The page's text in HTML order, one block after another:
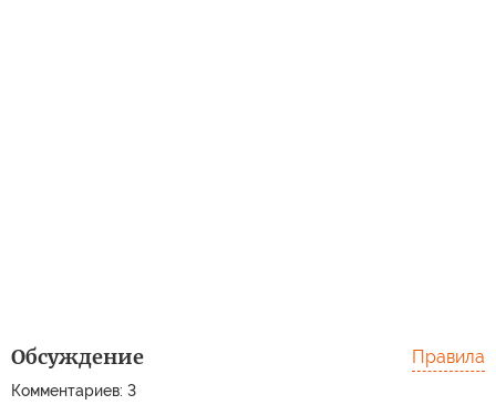
Обсуждение
Комментариев: 3
Правила